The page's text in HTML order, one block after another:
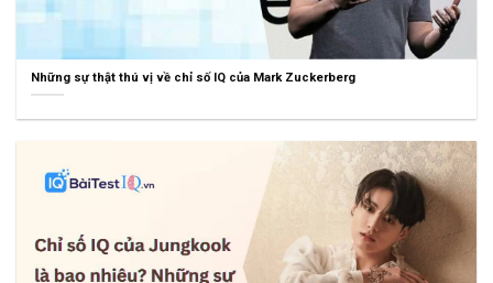
Những sự thật thú vị về chỉ số IQ của Mark Zuckerberg